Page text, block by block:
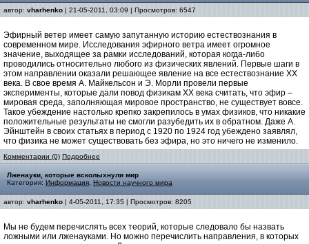
автор: vharhenko | 21-05-2011, 03:09 | Просмотров: 6547
Эфирный ветер имеет самую запутанную историю естествознания в
современном мире. Исследования эфирного ветра имеет огромное
значение, выходящее за рамки исследований, которая когда-либо
проводились относительно любого из физических явлений. Первые шаги в
этом направлении оказали решающее явление на все естествознание XX
века. В свое время А. Майкельсон и Э. Морли провели первые
эксперименты, которые дали повод физикам XX века считать, что эфир –
мировая среда, заполняющая мировое пространство, не существует вовсе.
Такое убеждение настолько крепко закрепилось в умах физиков, что никакие
положительные результаты не смогли разубедить их в обратном. Даже А.
Эйнштейн в своих статьях в период с 1920 по 1924 год убеждено заявлял,
что физика не может существовать без эфира, но это ничего не изменило.
Комментарии (0) Подробнее
Лженауки, которые всколыхнули мир
Категория: Информация Новости научного мира
автор: vharhenko | 4-05-2011, 17:35 | Просмотров: 8205
Мы не будем перечислять всех теорий, которые следовало бы назвать
ложными или лженауками. Но можно перечислить направления, в которых